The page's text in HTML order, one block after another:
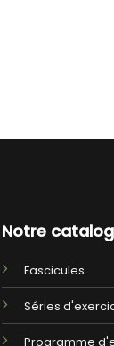
Notre
Fascicules
Séries
Programme